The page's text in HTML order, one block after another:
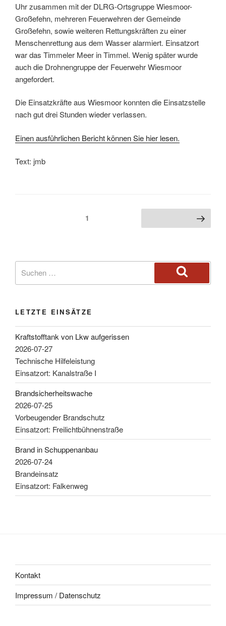
Uhr zusammen mit der DLRG-Ortsgruppe Wiesmoor-
Großefehn, mehreren Feuerwehren der Gemeinde
Großefehn, sowie weiteren Rettungskräften zu einer
Menschenrettung aus dem Wasser alarmiert. Einsatzort
war das Timmeler Meer in Timmel. Wenig später wurde
auch die Drohnengruppe der Feuerwehr Wiesmoor
angefordert.
Die Einsatzkräfte aus Wiesmoor konnten die Einsatzstelle
nach gut drei Stunden wieder verlassen.
Einen ausführlichen Bericht können Sie hier lesen.
Text: jmb
1
LETZTE EINSÄTZE
Kraftstofftank von Lkw aufgerissen
2026-07-27
Technische Hilfeleistung
Einsatzort: Kanalstraße I
Brandsicherheitswache
2026-07-25
Vorbeugender Brandschutz
Einsatzort: Freilichtbühnenstraße
Brand in Schuppenanbau
2026-07-24
Brandeinsatz
Einsatzort: Falkenweg
Kontakt
Impressum / Datenschutz